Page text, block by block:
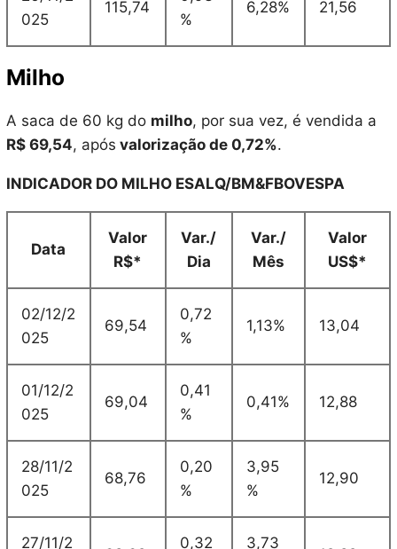
025
115,74
%
6,28% 21,56
Milho
A saca de 60 kg do milho, por sua vez, é vendida a
R$ 69,54, após valorização de 0,72%.
INDICADOR DO MILHO ESALQ/BM&FBOVESPA
Data
Valor
R$*
Var./
Dia
Var./
Mês
Valor
US$*
02/12/2
025
69,54
0,72
%
1,13% 13,04
01/12/2
025
69,04
0,41
%
0,41% 12,88
28/11/2
025
68,76
0,20
%
3,95
%
12,90
27/11/2
0,32
3,73